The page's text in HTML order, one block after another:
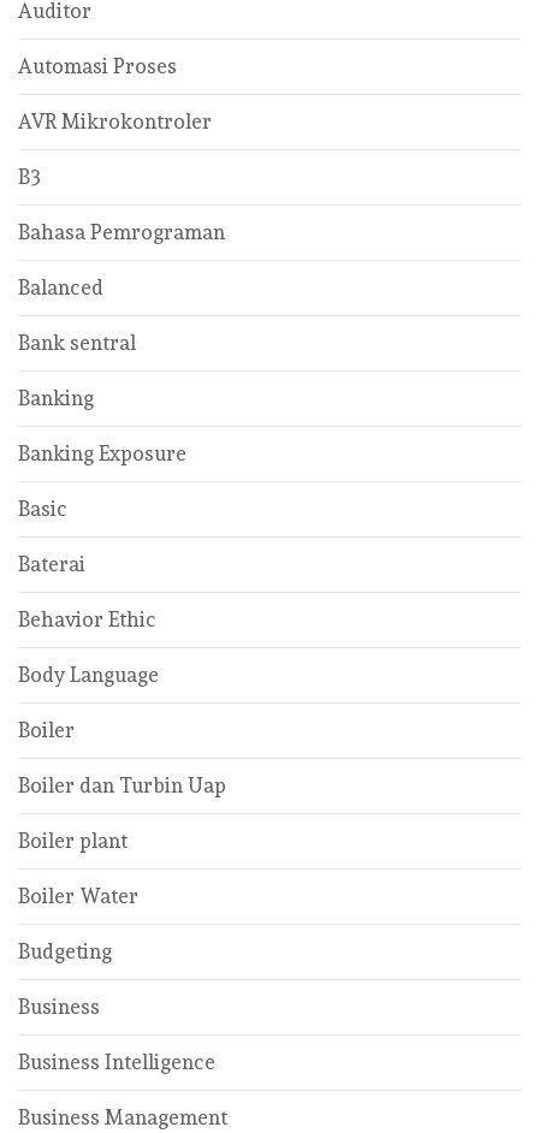
Auditor
Automasi Proses
AVR Mikrokontroler
B3
Bahasa Pemrograman
Balanced
Bank sentral
Banking
Banking Exposure
Basic
Baterai
Behavior Ethic
Body Language
Boiler
Boiler dan Turbin Uap
Boiler plant
Boiler Water
Budgeting
Business
Business Intelligence
Business Management